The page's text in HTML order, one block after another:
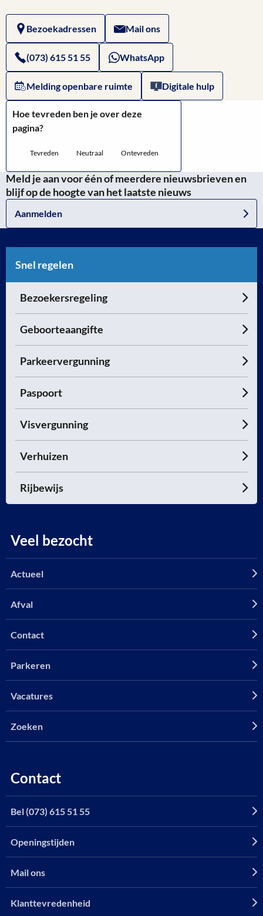
vluchtelingen
Bezoekadressen Mail ons
(073) 615 51 55 WhatsApp
Melding openbare ruimte Digitale hulp
Hoe tevreden ben je over deze
pagina?
Tevreden Neutraal Ontevreden
Meld je aan voor één of meerdere nieuwsbrieven en
blijf op de hoogte van het laatste nieuws
Aanmelden
Snel regelen
Bezoekersregeling
Geboorteaangifte
Parkeervergunning
Paspoort
Visvergunning
Verhuizen
Rijbewijs
Veel bezocht
Actueel
Afval
Contact
Parkeren
Vacatures
Zoeken
Contact
Bel (073) 615 51 55
Openingstijden
Mail ons
Klanttevredenheid